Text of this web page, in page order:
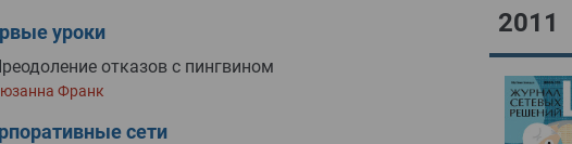
уроки
отказов с пингвином
Франк
сети
2011